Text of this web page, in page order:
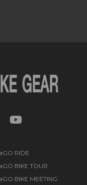
RIDE
BIKE TOUR
BIKE MEETING